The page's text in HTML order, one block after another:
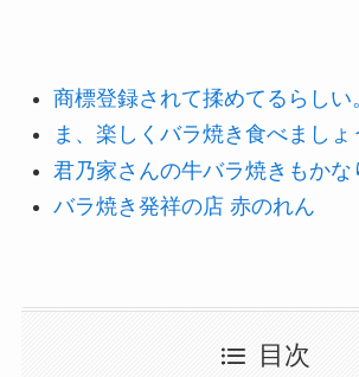
商標登録されて揉めてるらしい
ま、楽しくバラ焼き食べましょ
君乃家さんの牛バラ焼きもかな
バラ焼き発祥の店 赤のれん
目次